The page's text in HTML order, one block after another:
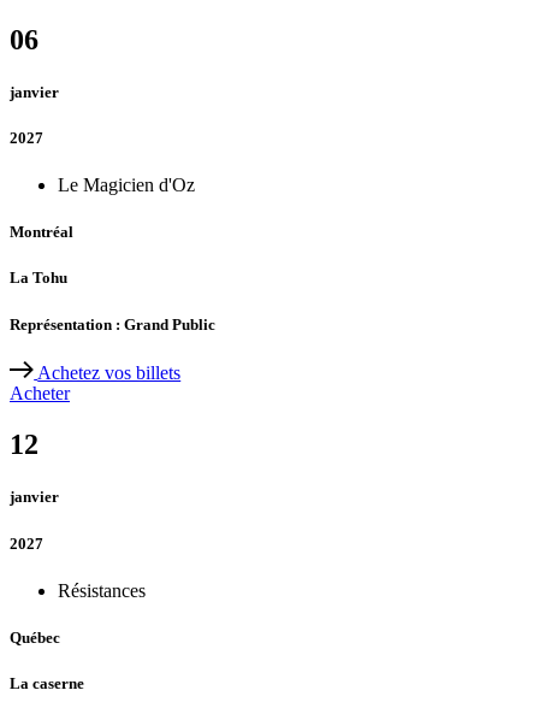
06
janvier
2027
Le Magicien d'Oz
Montréal
La Tohu
Représentation : Grand Public
Achetez vos billets
Acheter
12
janvier
2027
Résistances
Québec
La caserne